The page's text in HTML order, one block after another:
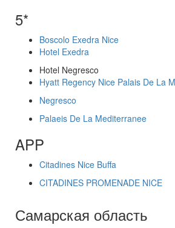
5*
Boscolo Exedra Nice
Hotel Exedra
Hotel Negresco
Hyatt Regency Nice Palais De La
Negresco
Palaeis De La Mediterranee
APP
Citadines Nice Buffa
CITADINES PROMENADE NICE
Самарская область